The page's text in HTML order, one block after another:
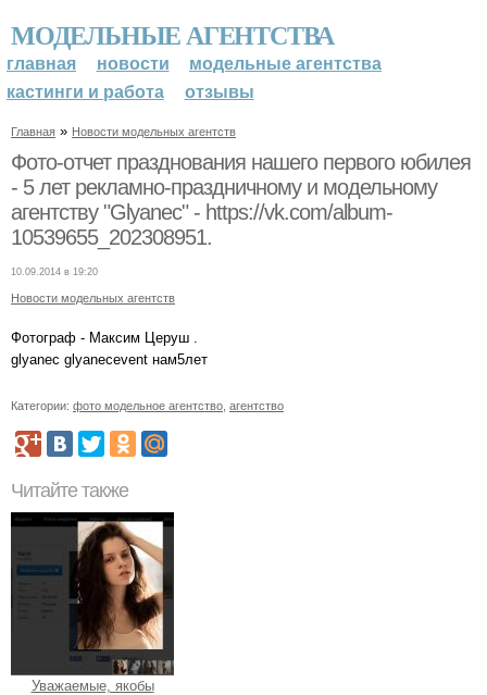
МОДЕЛЬНЫЕ АГЕНТСТВА
главная новости
модельные агентства
кастинги и работа
отзывы
Главная » Новости модельных агентств
Фото-отчет празднования нашего первого юбилея
- 5 лет рекламно-праздничному и модельному
агентству "Glyanec" - https://vk.com/album-
10539655_202308951.
10.09.2014 в 19:20
Новости модельных агентств
Фотограф - Максим Церуш .
glyanec glyanecevent нам5лет
Категории: фото модельное агентство агентство
Читайте также
Уважаемые, якобы